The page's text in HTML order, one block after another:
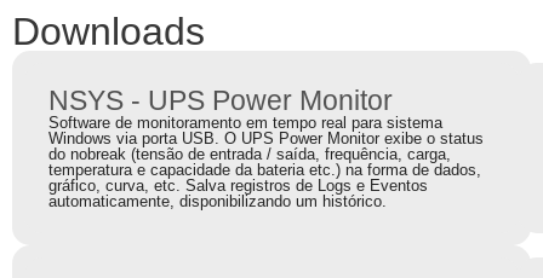
Downloads
NSYS - UPS Power Monitor
Software de monitoramento em tempo real para sistema
Windows via porta USB. O UPS Power Monitor exibe o status
do nobreak (tensão de entrada / saída, frequência, carga,
temperatura e capacidade da bateria etc.) na forma de dados,
gráfico, curva, etc. Salva registros de Logs e Eventos
automaticamente, disponibilizando um histórico.